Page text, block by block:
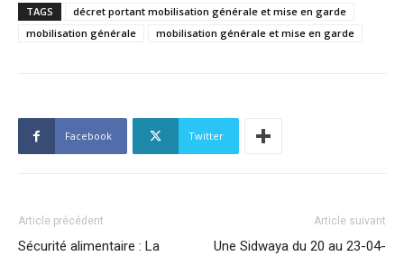
TAGS
décret portant mobilisation générale et mise en garde
mobilisation générale
mobilisation générale et mise en garde
Facebook Twitter
Article précédent
Sécurité alimentaire : La
Article suivant
Une Sidwaya du 20 au 23-04-